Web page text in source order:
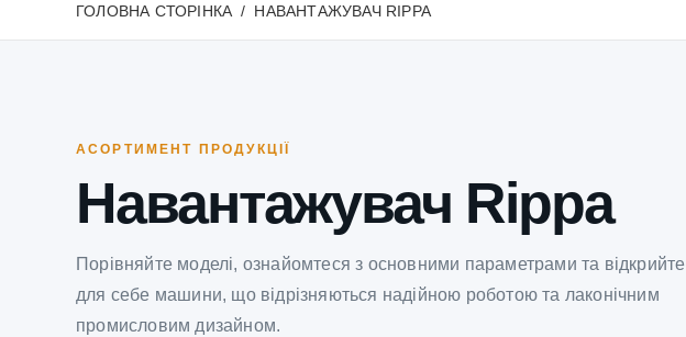
ГОЛОВНА СТОРІНКА НАВАНТАЖУВАЧ RIPPA
АСОРТИМЕНТ ПРОДУКЦІЇ
Навантажувач Rippa
Порівняйте моделі, ознайомтеся з основними параметрами та відкрийте
для себе машини, що відрізняються надійною роботою та лаконічним
промисловим дизайном.